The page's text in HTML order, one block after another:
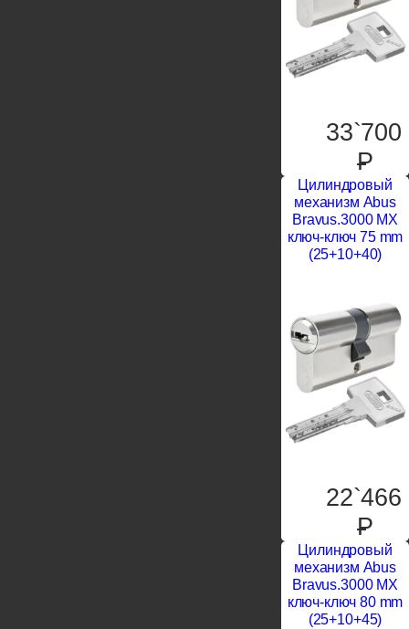
33`700
P
Цилиндровый
механизм Abus
Bravus.3000 MX
ключ-ключ 75 mm
(25+10+40)
22`466
P
Цилиндровый
механизм Abus
Bravus.3000 MX
ключ-ключ 80 mm
(25+10+45)